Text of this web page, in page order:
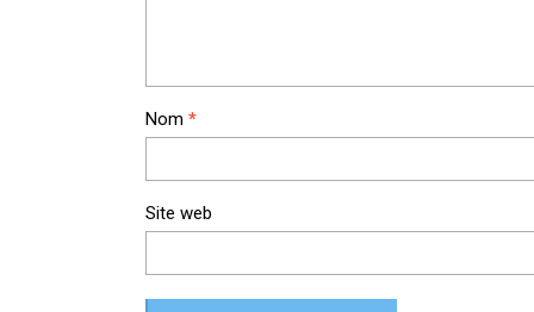
Nom *
Site web